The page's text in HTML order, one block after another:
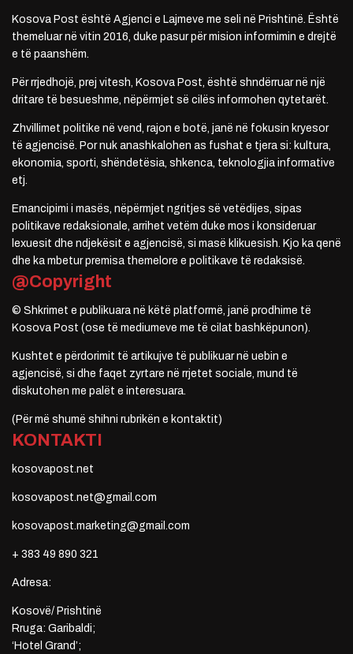
Kosova Post është Agjenci e Lajmeve me seli në Prishtinë. Është
themeluar në vitin 2016, duke pasur për mision informimin e drejtë
e të paanshëm.
Për rrjedhojë, prej vitesh, Kosova Post, është shndërruar në një
dritare të besueshme, nëpërmjet së cilës informohen qytetarët.
Zhvillimet politike në vend, rajon e botë, janë në fokusin kryesor
të agjencisë. Por nuk anashkalohen as fushat e tjera si: kultura,
ekonomia, sporti, shëndetësia, shkenca, teknologjia informative
etj.
Emancipimi i masës, nëpërmjet ngritjes së vetëdijes, sipas
politikave redaksionale, arrihet vetëm duke mos i konsideruar
lexuesit dhe ndjekësit e agjencisë, si masë klikuesish. Kjo ka qenë
dhe ka mbetur premisa themelore e politikave të redaksisë.
@Copyright
© Shkrimet e publikuara në këtë platformë, janë prodhime të
Kosova Post (ose të mediumeve me të cilat bashkëpunon).
Kushtet e përdorimit të artikujve të publikuar në uebin e
agjencisë, si dhe faqet zyrtare në rrjetet sociale, mund të
diskutohen me palët e interesuara.
(Për më shumë shihni rubrikën e kontaktit)
KONTAKTI
kosovapost.net
kosovapost.net@gmail.com
kosovapost.marketing@gmail.com
+ 383 49 890 321
Adresa:
Kosovë/ Prishtinë
Rruga: Garibaldi;
‘Hotel Grand’;